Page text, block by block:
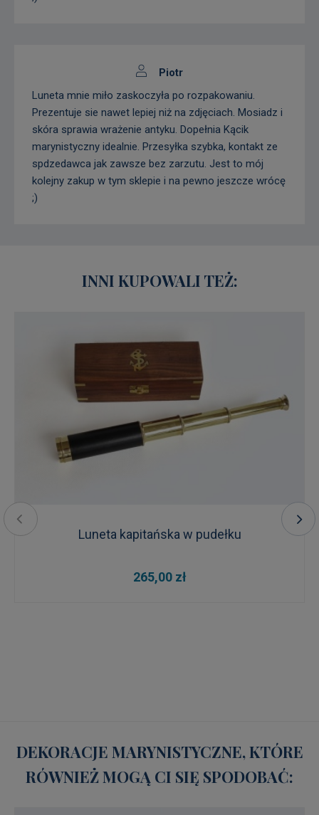
Piotr
Luneta mnie miło zaskoczyła po rozpakowaniu.
Prezentuje sie nawet lepiej niż na zdjęciach. Mosiadz i
skóra sprawia wrażenie antyku. Dopełnia Kącik
marynistyczny idealnie. Przesyłka szybka, kontakt ze
spdzedawca jak zawsze bez zarzutu. Jest to mój
kolejny zakup w tym sklepie i na pewno jeszcze wrócę
;)
INNI KUPOWALI TEŻ:
Luneta kapitańska w pudełku
265,00 zł
DEKORACJE MARYNISTYCZNE, KTÓRE
RÓWNIEŻ MOGĄ CI SIĘ SPODOBAĆ: